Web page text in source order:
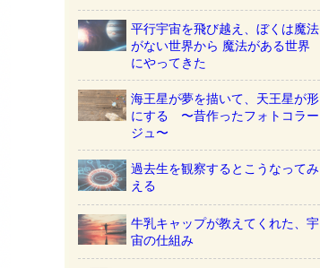
平行宇宙を飛び越え、ぼくは魔法
がない世界から 魔法がある世界
にやってきた
海王星が夢を描いて、天王星が形
にする 〜昔作ったフォトコラー
ジュ〜
過去生を観察するとこうなってみ
える
牛乳キャップが教えてくれた、宇
宙の仕組み